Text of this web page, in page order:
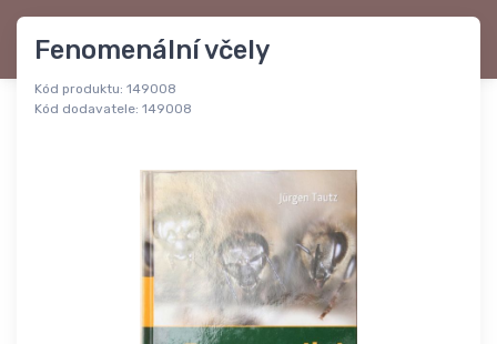
Fenomenální včely
Kód produktu: 149008
Kód dodavatele: 149008